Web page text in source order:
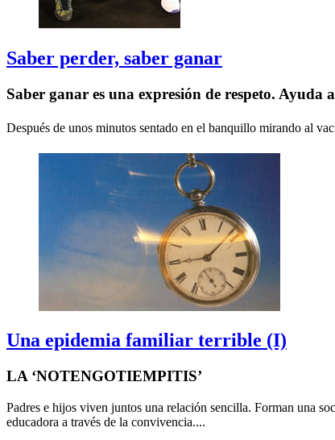
Saber perder, saber ganar
Saber ganar es una expresión de respeto.
Después de unos minutos sentado en el banquillo mirando al
Una epidemia familiar terrible (I)
LA ‘NOTENGOTIEMPITIS’
Padres e hijos viven juntos una relación sencilla. Forman una
educadora a través de la convivencia....